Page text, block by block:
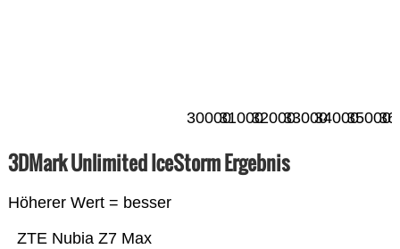
300003100032000330003400035000
3DMark Unlimited IceStorm Ergebnis
Höherer Wert = besser
ZTE Nubia Z7 Max